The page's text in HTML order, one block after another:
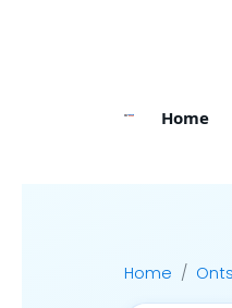
Home
Home